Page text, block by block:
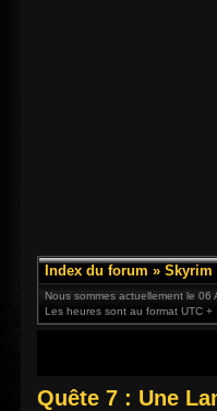
Index du forum » Skyrim
Nous sommes actuellement le 06
Les heures sont au format UTC +
Quête 7 : Une